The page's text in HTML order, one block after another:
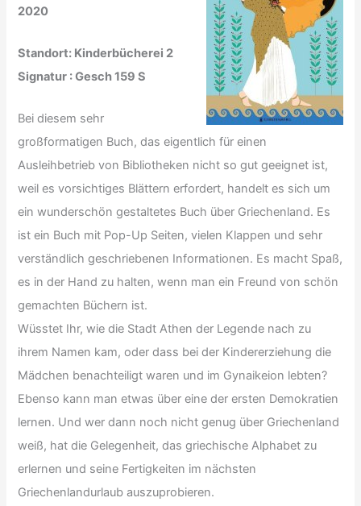
2020
Standort: Kinderbücherei 2
Signatur : Gesch 159 S
Bei diesem sehr
großformatigen Buch, das eigentlich für einen
Ausleihbetrieb von Bibliotheken nicht so gut geeignet ist,
weil es vorsichtiges Blättern erfordert, handelt es sich um
ein wunderschön gestaltetes Buch über Griechenland. Es
ist ein Buch mit Pop-Up Seiten, vielen Klappen und sehr
verständlich geschriebenen Informationen. Es macht Spaß,
es in der Hand zu halten, wenn man ein Freund von schön
gemachten Büchern ist.
Wüsstet Ihr, wie die Stadt Athen der Legende nach zu
ihrem Namen kam, oder dass bei der Kindererziehung die
Mädchen benachteiligt waren und im Gynaikeion lebten?
Ebenso kann man etwas über eine der ersten Demokratien
lernen. Und wer dann noch nicht genug über Griechenland
weiß, hat die Gelegenheit, das griechische Alphabet zu
erlernen und seine Fertigkeiten im nächsten
Griechenlandurlaub auszuprobieren.